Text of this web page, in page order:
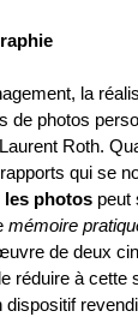
la
de photos
Roth.
qui se
les photos peut
mémoire
de deux
réduire à cette
dispositif